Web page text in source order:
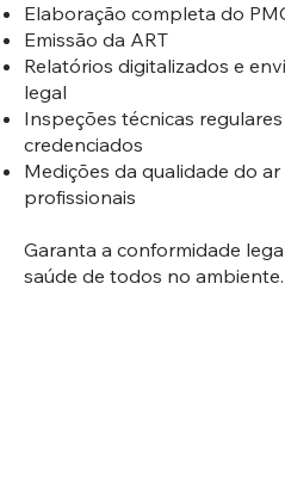
Elaboração completa do
Emissão da ART
Relatórios digitalizados e
legal
Inspeções técnicas
credenciados
Medições da qualidade do
profissionais
Garanta a conformidade
saúde de todos no ambiente.